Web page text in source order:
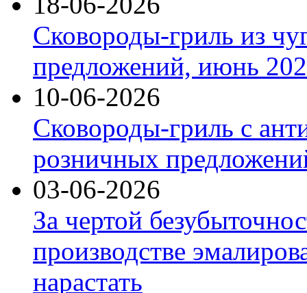
Сковороды-гриль из
предложений, июнь
10-06-2026
Сковороды-гриль с
розничных
03-06-2026
За чертой
производстве
нарастать